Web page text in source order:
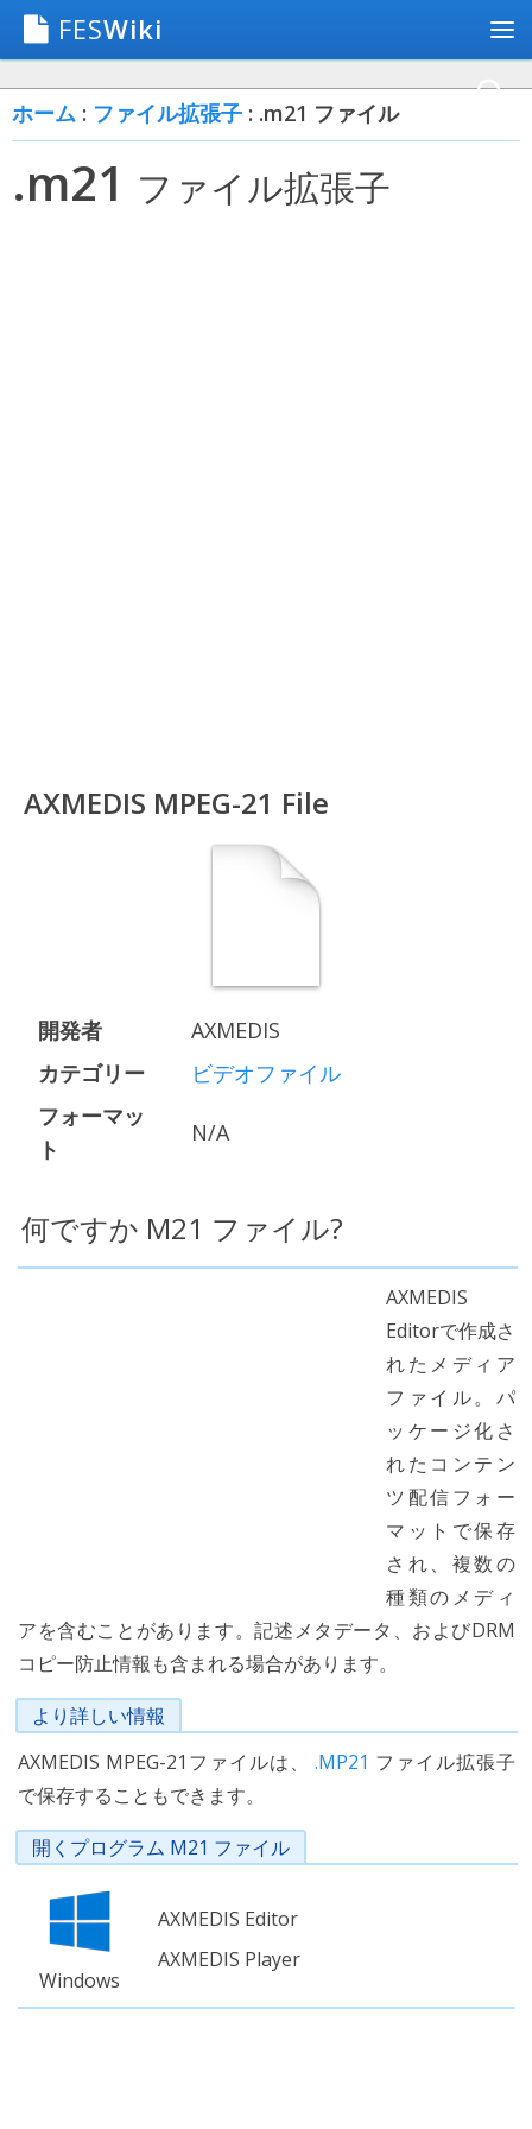
FESWiki
ホーム : ファイル拡張子 : .m21 ファイル
.m21 ファイル拡張子
AXMEDIS MPEG-21 File
開発者
AXMEDIS
カテゴリー
ビデオファイル
フォーマッ
ト
N/A
何ですか M21 ファイル?
AXMEDIS
Editorで作成さ
れたメディア
ファイル。パ
ッケージ化さ
れたコンテン
ツ配信フォー
マットで保存
され、複数の
種類のメディ
アを含むことがあります。記述メタデータ、およびDRM
コピー防止情報も含まれる場合があります。
より詳しい情報
AXMEDIS MPEG-21ファイルは、.MP21 ファイル拡張子
で保存することもできます。
開くプログラム M21 ファイル
Windows
AXMEDIS Editor
AXMEDIS Player